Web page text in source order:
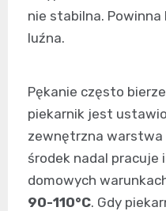
nie stabilna. Powinna
luźna.
Pękanie często
piekarnik jest
zewnętrzna warstwa
środek nadal pracuje
domowych
90-110°C. Gdy